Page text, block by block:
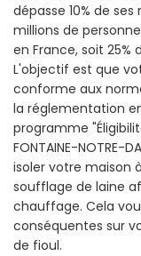
dépasse 10% de
millions de
en France, soit 25%
L'objectif est que
conforme aux
la réglementation
programme
FONTAINE-NOTRE-
isoler votre maison
soufflage de laine
chauffage. Cela
conséquentes sur
de fioul.